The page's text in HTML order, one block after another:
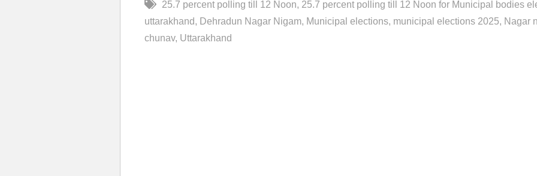
25.7 percent polling till 12 Noon 25.7 percent polling till 12 Noon for Municipal bodies
uttarakhand
Dehradun Nagar Nigam Municipal elections municipal elections 2025
Nagar
chunav Uttarakhand